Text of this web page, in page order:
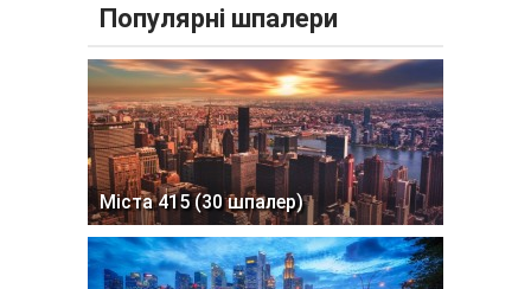
Популярні шпалери
Міста 415 (30 шпалер)